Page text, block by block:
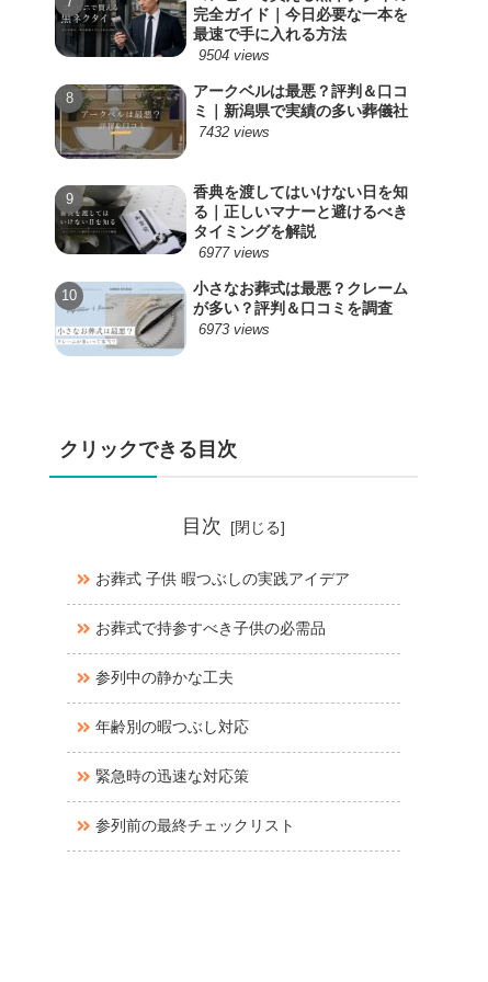
完全ガイド｜今日必要な一本を
最速で手に入れる方法
9504 views
アークベルは最悪？評判＆口コ
ミ｜新潟県で実績の多い葬儀社
7432 views
香典を渡してはいけない日を知
る｜正しいマナーと避けるべき
タイミングを解説
6977 views
小さなお葬式は最悪？クレーム
が多い？評判＆口コミを調査
6973 views
クリックできる目次
目次
お葬式 子供 暇つぶしの実践アイデア
お葬式で持参すべき子供の必需品
参列中の静かな工夫
年齢別の暇つぶし対応
緊急時の迅速な対応策
参列前の最終チェックリスト